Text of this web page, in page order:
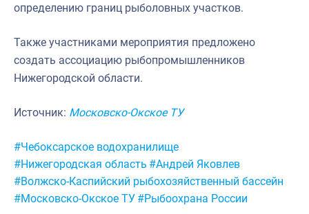
определению границ рыболовных участков.
Также участниками мероприятия предложено
создать ассоциацию рыбопромышленников
Нижегородской области.
Источник: Московско-Окское ТУ
Метки:
#Чебоксарское водохранилище
#Нижегородская область #Андрей Яковлев
#Волжско-Каспийский рыбохозяйственный бассейн
#Московско-Окское ТУ #Рыбоохрана России